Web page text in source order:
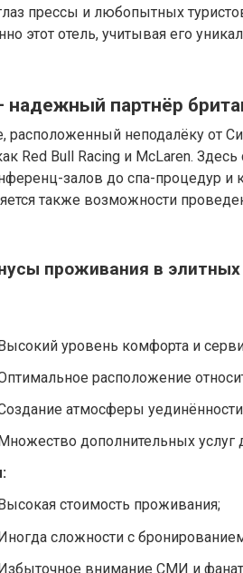
прессы и любопытных
этот отель, учитывая его
надежный партнёр
расположенный неподалёку от
Red Bull Racing и McLaren.
залов до спа-процедур и
также возможности
проживания в элитных
уровень комфорта и
расположение
атмосферы
дополнительных услуг
Высокая стоимость проживания;
сложности с
внимание СМИ и